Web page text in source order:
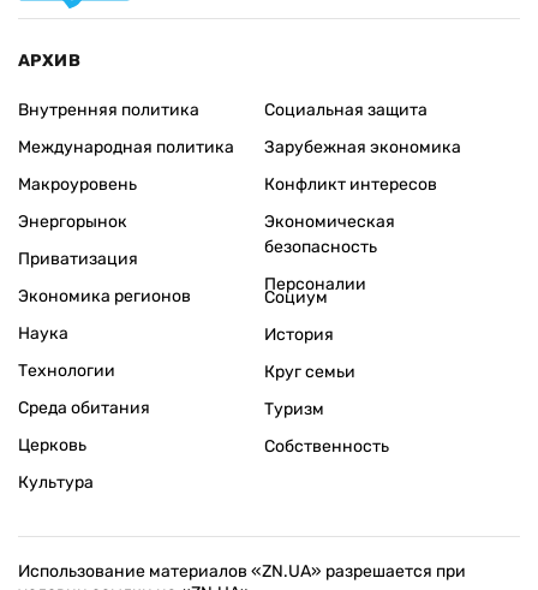
АРХИВ
Внутренняя политика
Международная политика
Макроуровень
Энергорынок
Приватизация
Экономика регионов
Социальная защита
Зарубежная экономика
Конфликт интересов
Экономическая
безопасность
Персоналии
Наука
Технологии
Среда обитания
Церковь
Культура
Социум
История
Круг семьи
Туризм
Собственность
Использование материалов «ZN.UA» разрешается при